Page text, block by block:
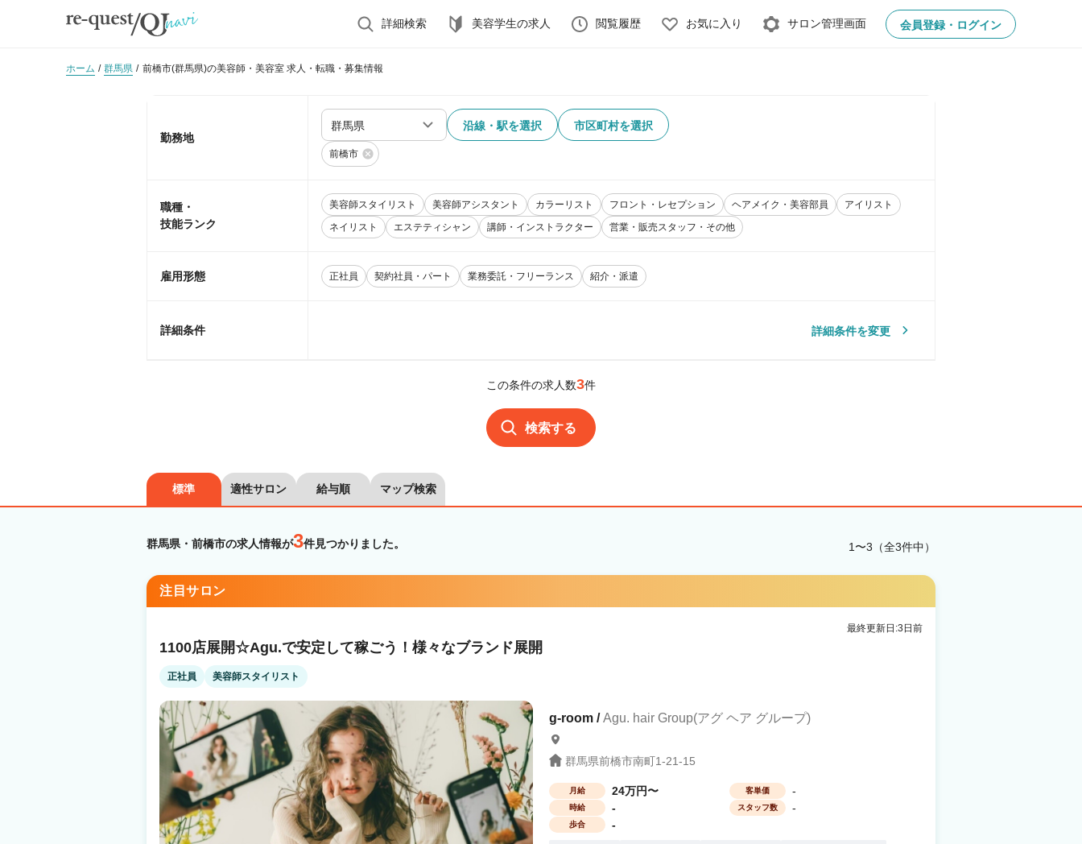
詳細検索 美容学生の求人 閲覧履歴 お気に入り サロン管理画面 会員登録・ログイン
ホーム 群馬県 前橋市(群馬県)の美容師・美容室 求人・転職・募集情報
勤務地
沿線・駅を選択 市区町村を選択
前橋市
職種・
技能ランク
美容師スタイリスト 美容師アシスタント カラーリスト フロント・レセプション ヘアメイク・美容部員
アイリスト
ネイリスト
エステティシャン 講師・インストラクター 営業・販売スタッフ・その他
雇用形態 正社員 契約社員・パート 業務委託・フリーランス 紹介・派遣
詳細条件 詳細条件を変更
この条件の求人数3件
検索する
標準 適性サロン 給与順 マップ検索
群馬県・前橋市の求人情報が3件見つかりました。 1〜3（全3件中）
注目サロン
最終更新日:3日前
1100店展開☆Agu.で安定して稼ごう！様々なブランド展開
正社員 美容師スタイリスト
g-room /Agu. hair Group(アグ ヘア グループ)
群馬県前橋市南町1-21-15
月給 24万円〜 客単価 -
時給 - スタッフ数 -
歩合 -